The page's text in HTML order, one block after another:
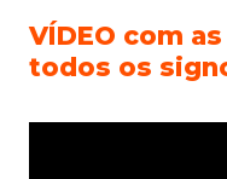
VÍDEO com
todos os